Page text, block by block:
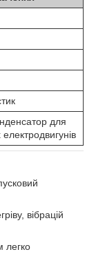
для
вібрацій
легко